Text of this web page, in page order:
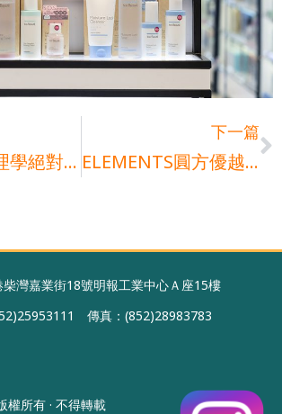
中醫診所管理學絕對關病人事 經營與安全管理 直接關乎病人安危
下一篇
ELEMENTS圓方優越服務 締造稱心如意顧客體驗
灣嘉業街18號明報工業中心Ａ座15樓
傳真：(852)28983783
權所有 · 不得轉載